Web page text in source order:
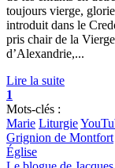
toujours vierge,
introduit dans le
pris chair de la
d’Alexandrie,...
Lire la suite
1
Mots-clés :
Marie Liturgie
Grignion de Montfort
Église